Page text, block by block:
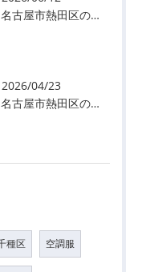
【名古屋市熱田区の警備会社】暑熱順化で熱中症対策を！
2026/04/23
【名古屋市熱田区の警備会社】GWの面接状況について！
種区 空調服